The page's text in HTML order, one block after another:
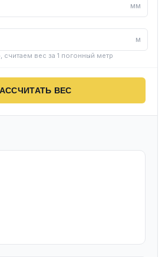
мм
м
считаем вес за 1 погонный метр
ВЕС